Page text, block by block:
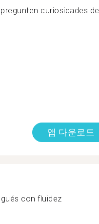
curiosidades de
앱 다운로드
con fluidez